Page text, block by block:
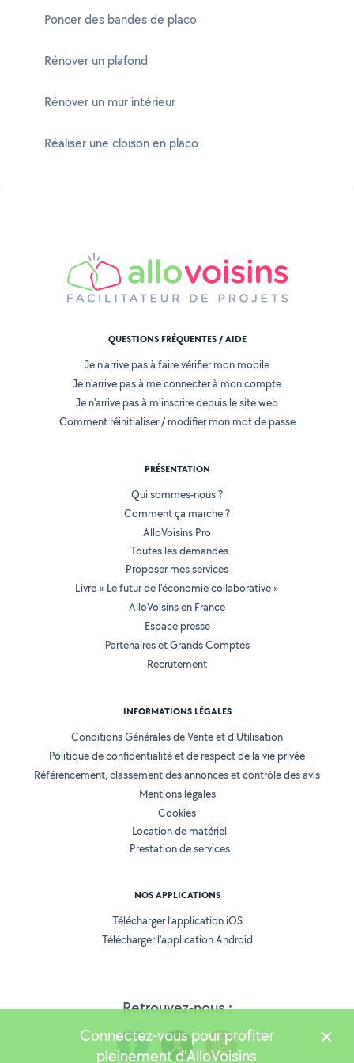
Poncer des bandes de placo
Rénover un plafond
Rénover un mur intérieur
Réaliser une cloison en placo
Retrouvez-nous :
QUESTIONS FRÉQUENTES / AIDE
Je n'arrive pas à faire vérifier mon mobile
Je n'arrive pas à me connecter à mon compte
Je n'arrive pas à m'inscrire depuis le site web
Comment réinitialiser / modifier mon mot de passe
PRÉSENTATION
Qui sommes-nous ?
Comment ça marche ?
AlloVoisins Pro
Toutes les demandes
Proposer mes services
Livre « Le futur de l'économie collaborative »
AlloVoisins en France
Espace presse
Partenaires et Grands Comptes
Recrutement
INFORMATIONS LÉGALES
Conditions Générales de Vente et d'Utilisation
Politique de confidentialité et de respect de la vie privée
Référencement, classement des annonces et contrôle des avis
Mentions légales
Cookies
Location de matériel
Prestation de services
NOS APPLICATIONS
Télécharger l’application iOS
Télécharger l’application Android
Connectez-vous pour profiter
pleinement d'AlloVoisins